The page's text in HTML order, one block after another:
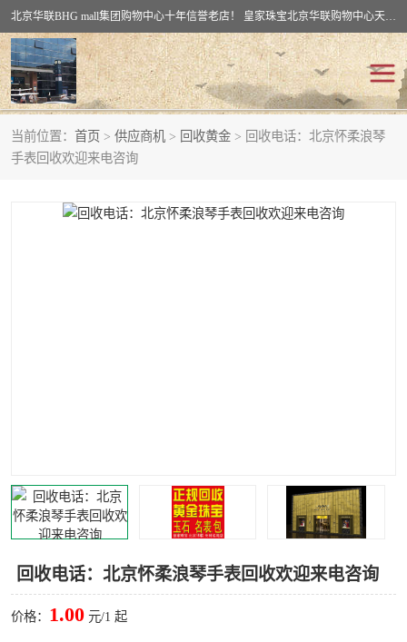
北京华联BHG mall集团购物中心十年信誉老店！ 皇家珠宝北京华联购物中心天时名苑店竭诚欢迎您。 北京市通州区（八通线）通州北苑地铁华联购物中心一层皇家珠宝 北京皇家珠宝通州黄金回收黄金首饰加工店（八通线: 通州北苑地铁华联店）：通州区通州北苑地铁华联购物中心一层皇家珠宝。
当前位置： 首页 > 供应商机 > 回收黄金 > 回收电话：北京怀柔浪琴
手表回收欢迎来电咨询
回收电话：北京怀柔浪琴手表回收欢迎来电咨询
价格： 1.00 元/1 起
回收黄金
回收钯金 回收钻石